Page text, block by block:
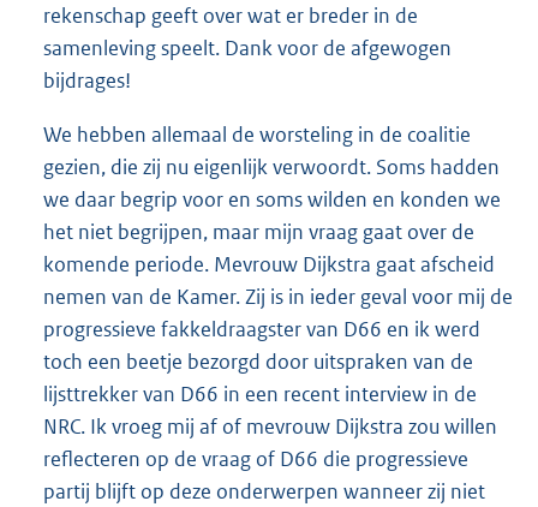
rekenschap geeft over wat er breder in de
samenleving speelt. Dank voor de afgewogen
bijdrages!
We hebben allemaal de worsteling in de coalitie
gezien, die zij nu eigenlijk verwoordt. Soms hadden
we daar begrip voor en soms wilden en konden we
het niet begrijpen, maar mijn vraag gaat over de
komende periode. Mevrouw Dijkstra gaat afscheid
nemen van de Kamer. Zij is in ieder geval voor mij de
progressieve fakkeldraagster van D66 en ik werd
toch een beetje bezorgd door uitspraken van de
lijsttrekker van D66 in een recent interview in de
NRC. Ik vroeg mij af of mevrouw Dijkstra zou willen
reflecteren op de vraag of D66 die progressieve
partij blijft op deze onderwerpen wanneer zij niet